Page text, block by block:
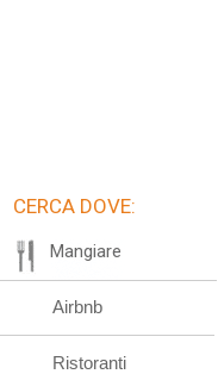
CERCA DOVE:
Mangiare
Airbnb
Ristoranti